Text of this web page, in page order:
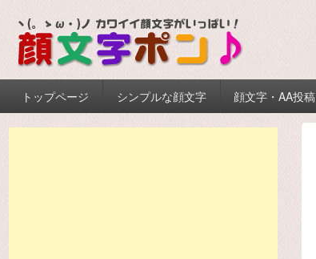
Primary menu
Skip to primary content
Skip to secondary content
トップページ シンプルな顔文字 顔文字・AA投稿